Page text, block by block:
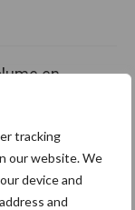
tracking
our website. We
device and
and
en
in